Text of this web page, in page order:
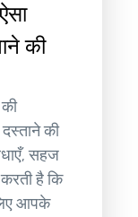
की
की
सहज
है कि
आपके